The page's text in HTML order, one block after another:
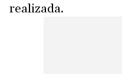
realizada.